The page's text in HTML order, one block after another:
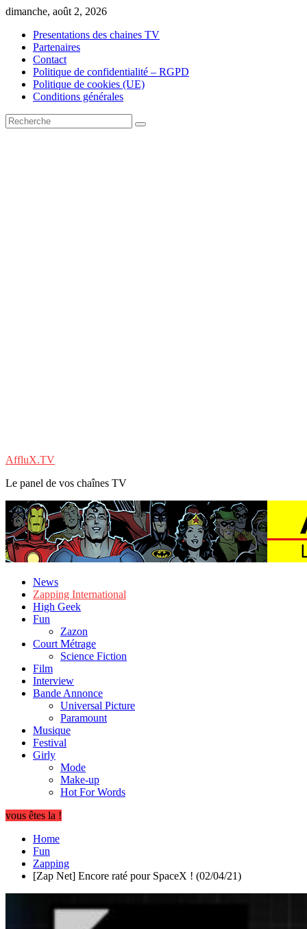
Skip
content
dimanche, août 2, 2026
Presentations des chaines TV
Partenaires
Contact
Politique de confidentialité – RGPD
Politique de cookies (UE)
Conditions générales
AffluX.TV
Le panel de vos chaînes TV
News
Zapping International
High Geek
Fun
Zazon
Court Métrage
Science Fiction
Film
Interview
Bande Annonce
Universal Picture
Paramount
Musique
Festival
Girly
Mode
Make-up
Hot For Words
vous êtes la !
Home
Fun
Zapping
[Zap Net] Encore raté pour SpaceX ! (02/04/21)